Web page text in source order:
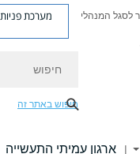
לסגל המנהלי מערכת פניות
חיפוש באתר זה
| ארגון עמיתי התעשייה